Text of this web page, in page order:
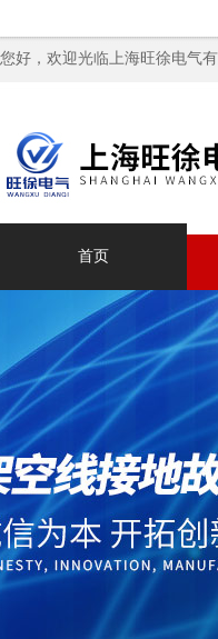
您好，欢迎光临上海旺徐电气有
首页